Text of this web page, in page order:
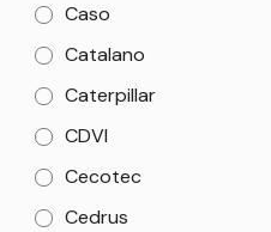
Caso
Catalano
Caterpillar
CDVI
Cecotec
Cedrus